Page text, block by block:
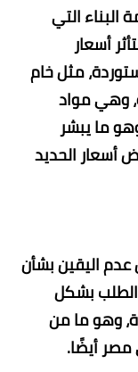
التي
أسعار
مثل خام
وهي مواد
ما يبشر
أسعار الحديد
عدم اليقين بشأن
الطلب بشكل
وهو ما من
أيضًا.